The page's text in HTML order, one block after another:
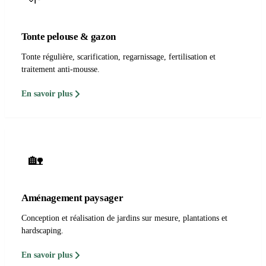
Tonte pelouse & gazon
Tonte régulière, scarification, regarnissage, fertilisation et
traitement anti-mousse.
En savoir plus
🏡
Aménagement paysager
Conception et réalisation de jardins sur mesure, plantations et
hardscaping.
En savoir plus